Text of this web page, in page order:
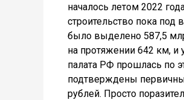
началось летом 2022
строительство пока под
было выделено 587,5
на протяжении 642 км, и
палата РФ прошлась по
подтверждены
рублей. Просто